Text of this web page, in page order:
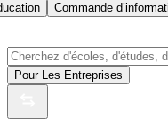
Commande
Pour Les Entreprises